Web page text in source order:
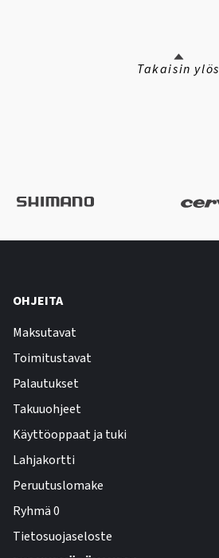
Takaisin ylös
OHJEITA
Maksutavat
Toimitustavat
Palautukset
Takuuohjeet
Käyttöoppaat ja tuki
Lahjakortti
Peruutuslomake
Ryhmä 0
Tietosuojaseloste